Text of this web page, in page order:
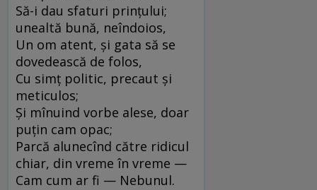
Să-i dau sfaturi prinţului;
unealtă bună, neîndoios,
Un om atent, şi gata să se
dovedească de folos,
Cu simţ politic, precaut şi
meticulos;
Şi mînuind vorbe alese, doar
puţin cam opac;
Parcă alunecînd către ridicul
chiar, din vreme în vreme —
Cam cum ar fi — Nebunul.